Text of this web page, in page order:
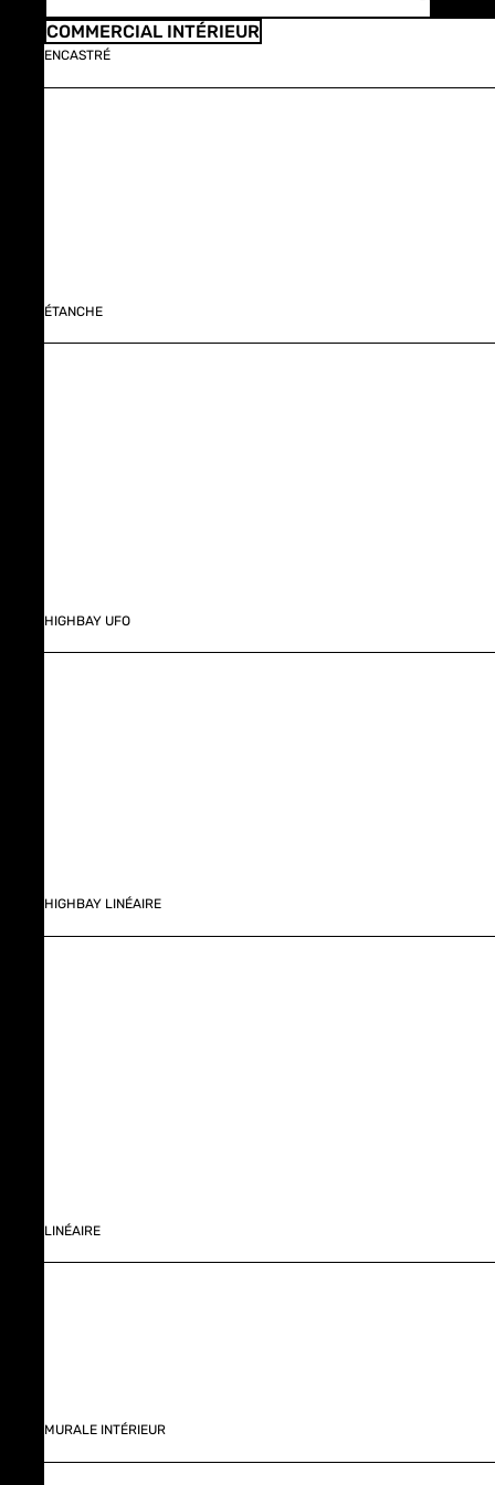
COMMERCIAL INTÉRIEUR
ENCASTRÉ
ÉTANCHE
HIGHBAY UFO
HIGHBAY LINÉAIRE
LINÉAIRE
MURALE INTÉRIEUR